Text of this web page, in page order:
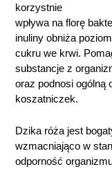
korzystnie
wpływa na florę
inuliny obniża poziom
cukru we krwi.
substancje z
oraz podnosi ogólną
koszatniczek.
Dzika róża jest
wzmacniająco w
odporność